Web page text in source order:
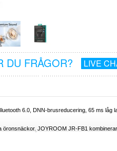
DU FRÅGOR? LIVE
6.0, DNN-brusreducering, 65 ms låg
öronsnäckor. JOYROOM JR-FB1
och underhållning. Använd enöronsläget när
realtid, mötesinspelning och AI-
utföra uppgifter utan att använda händerna.